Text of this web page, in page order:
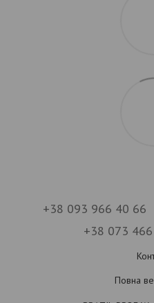
+38 093 966 40 66
+38 073
Повна